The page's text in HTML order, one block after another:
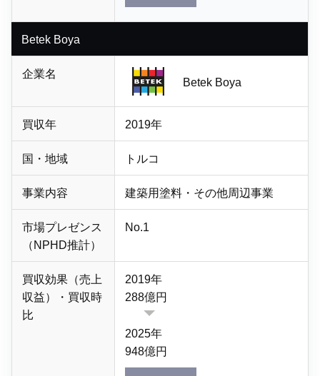
Betek Boya
企業名
Betek Boya
買収年 2019年
国・地域 トルコ
事業内容 建築用塗料・ その他周辺事業
市場プレゼンス
（NPHD推計）
No.1
買収効果（売上
収益）・買収時
比
2019年
288億円
2025年
948億円